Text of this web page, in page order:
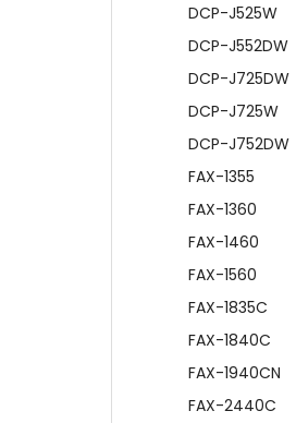
DCP-J525W
DCP-J552DW
DCP-J725DW
DCP-J725W
DCP-J752DW
FAX-1355
FAX-1360
FAX-1460
FAX-1560
FAX-1835C
FAX-1840C
FAX-1940CN
FAX-2440C